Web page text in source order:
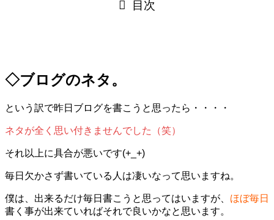
目次
◇ブログのネタ。
という訳で昨日ブログを書こうと思ったら・・・・
ネタが全く思い付きませんでした（笑）
それ以上に具合が悪いです(+_+)
毎日欠かさず書いている人は凄いなって思いますね。
僕は、出来るだけ毎日書こうと思ってはいますが、 ほぼ毎日
書く事が出来ていればそれで良いかなと思います。